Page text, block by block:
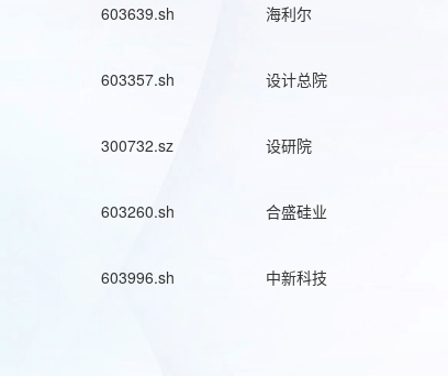
603639.sh 海利尔
603357.sh 设计总院
300732.sz 设研院
603260.sh 合盛硅业
603996.sh 中新科技